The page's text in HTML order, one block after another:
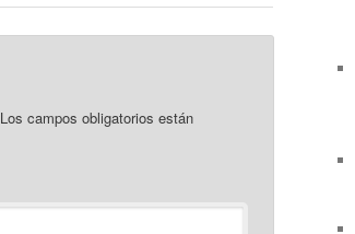
Los campos obligatorios están